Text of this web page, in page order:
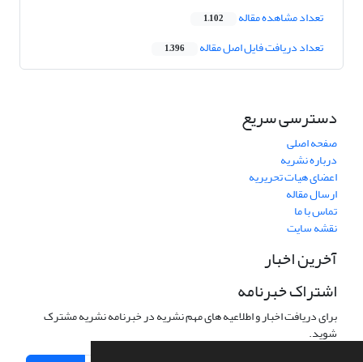
تعداد مشاهده مقاله 1,102
تعداد دریافت فایل اصل مقاله 1,396
دسترسی سریع
صفحه اصلی
درباره نشریه
اعضای هیات تحریریه
ارسال مقاله
تماس با ما
نقشه سایت
آخرین اخبار
اشتراک خبرنامه
برای دریافت اخبار و اطلاعیه های مهم نشریه در خبرنامه نشریه مشترک
شوید.